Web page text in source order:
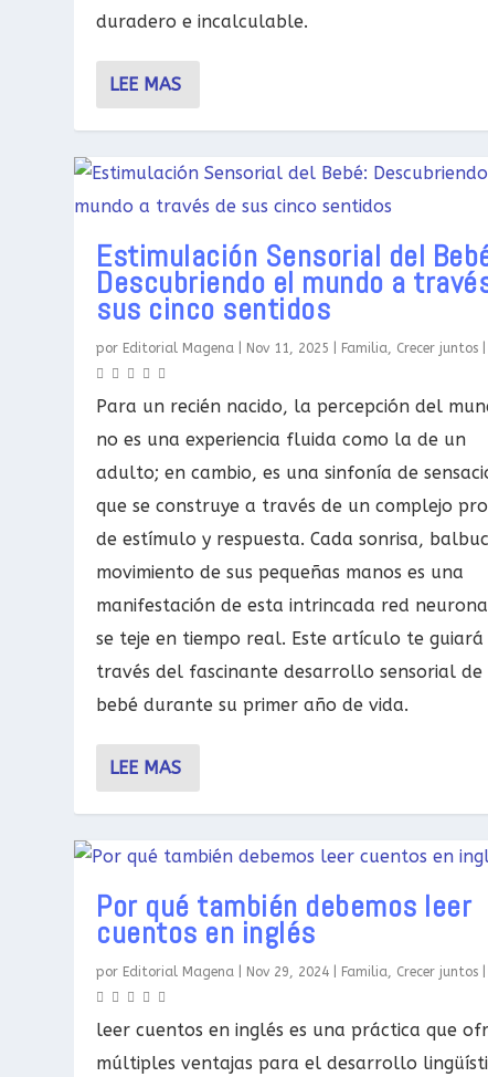
duradero e incalculable.
LEE MAS
Estimulación Sensorial del
Descubriendo el mundo a
sus cinco sentidos
por Editorial Magena Nov 11, 2025 Familia, Crecer juntos
Para un recién nacido, la percepción del
no es una experiencia fluida como la de un
adulto; en cambio, es una sinfonía de
que se construye a través de un complejo
de estímulo y respuesta. Cada sonrisa,
movimiento de sus pequeñas manos es una
manifestación de esta intrincada red
se teje en tiempo real. Este artículo te guiará
través del fascinante desarrollo sensorial de
bebé durante su primer año de vida.
LEE MAS
Por qué también debemos leer
cuentos en inglés
por Editorial Magena Nov 29, 2024 Familia, Crecer juntos
leer cuentos en inglés es una práctica que
múltiples ventajas para el desarrollo